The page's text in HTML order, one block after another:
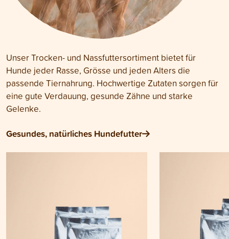
Unser Trocken- und Nassfuttersortiment bietet für
Hunde jeder Rasse, Grösse und jeden Alters die
passende Tiernahrung. Hochwertige Zutaten sorgen für
eine gute Verdauung, gesunde Zähne und starke
Gelenke.
Gesundes, natürliches Hundefutter